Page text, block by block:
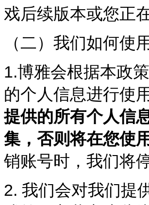
戏后续版本或您正
（二）我们如何使
1.博雅会根据本政
的个人信息进行使
提供的所有个人信
集，否则将在您使
销账号时，我们将
2. 我们会对我们提